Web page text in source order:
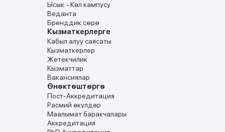
Ысык - Кѳл кампусу
Веданта
Бренддик сөрө
Кызматкерлерге
Кабыл алуу саясаты
Кызматкерлер
Жетекчилик
Кызматтар
Вакансиялар
Ѳнѳктѳштѳргѳ
Пост-Аккредитация
Расмий ѳкүлдѳр
Маалымат баракчалары
Аккредитация